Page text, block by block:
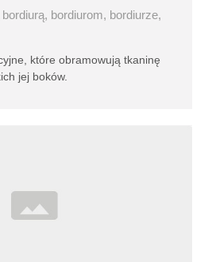
bordiurom, bordiurze,
które obramowują tkaninę
jej boków.